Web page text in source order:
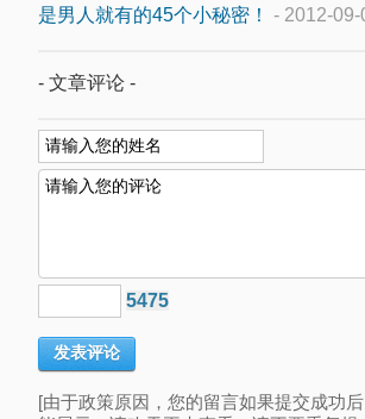
是男人就有的45个小秘密！ - 2012-09-
- 文章评论 -
5475
[由于政策原因，您的留言如果提交成功